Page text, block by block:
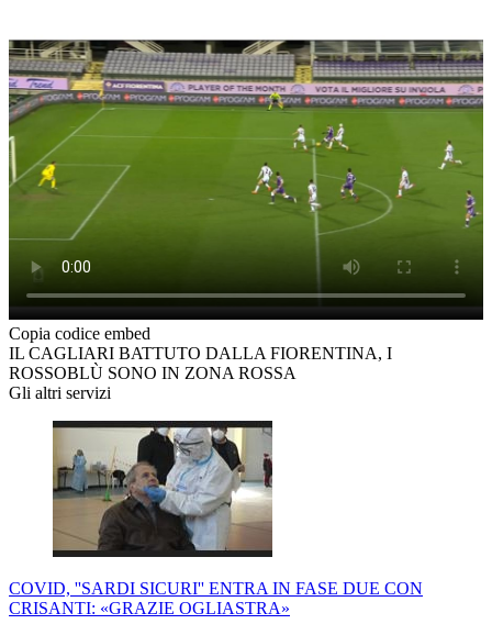
Copia codice embed
IL CAGLIARI BATTUTO DALLA FIORENTINA, I
ROSSOBLÙ SONO IN ZONA ROSSA
Gli altri servizi
COVID, ''SARDI SICURI'' ENTRA IN FASE DUE CON
CRISANTI: «GRAZIE OGLIASTRA»